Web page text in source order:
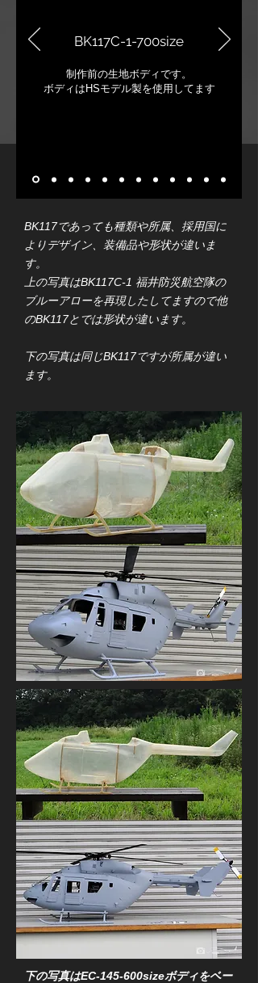
​BK117C-1-700size
制作前の生地ボディです。
​ボディはHSモデル製を使用してます
BK117であっても種類や所属、採用国に
よりデザイン、装備品や形状が違いま
す。
上の写真はBK117C-1 福井防災航空隊の
ブルーアローを再現したしてますので他
のBK117とでは形状が違います。
​下の写真は同じBK117ですが所属が違い
ます。
下の写真はEC-145-600sizeボディをベー